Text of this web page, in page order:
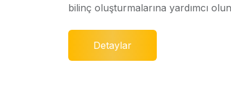
bilinç oluşturmalarına yardımcı
Detaylar